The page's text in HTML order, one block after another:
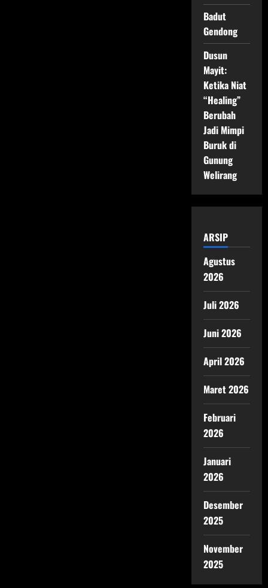
Badut
Gendong
Dusun
Mayit:
Ketika Niat
“Healing”
Berubah
Jadi Mimpi
Buruk di
Gunung
Welirang
ARSIP
Agustus
2026
Juli 2026
Juni 2026
April 2026
Maret 2026
Februari
2026
Januari
2026
Desember
2025
November
2025